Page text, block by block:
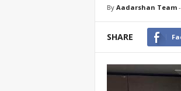
By Aadarshan Team-
SHARE